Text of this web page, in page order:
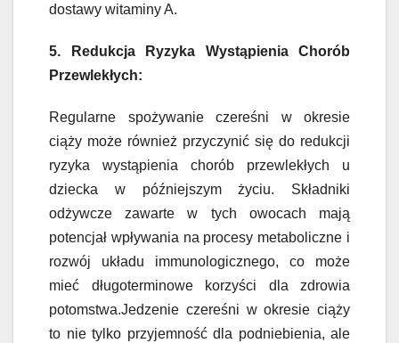
dostawy witaminy A.
5. Redukcja Ryzyka Wystąpienia Chorób
Przewlekłych:
Regularne spożywanie czereśni w okresie
ciąży może również przyczynić się do redukcji
ryzyka wystąpienia chorób przewlekłych u
dziecka w późniejszym życiu. Składniki
odżywcze zawarte w tych owocach mają
potencjał wpływania na procesy metaboliczne i
rozwój układu immunologicznego, co może
mieć długoterminowe korzyści dla zdrowia
potomstwa.Jedzenie czereśni w okresie ciąży
to nie tylko przyjemność dla podniebienia, ale